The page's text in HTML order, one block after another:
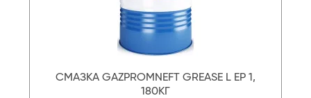
СМАЗКА GAZPROMNEFT GREASE L EP 1,
180КГ